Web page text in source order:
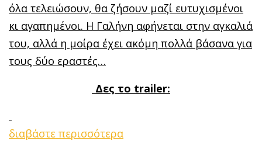
όλα τελειώσουν, θα ζήσουν μαζί ευτυχισμένοι
κι αγαπημένοι. Η Γαλήνη αφήνεται στην αγκαλιά
του, αλλά η μοίρα έχει ακόμη πολλά βάσανα για
τους δύο εραστές…
Δες το trailer:
διαβάστε περισσότερα